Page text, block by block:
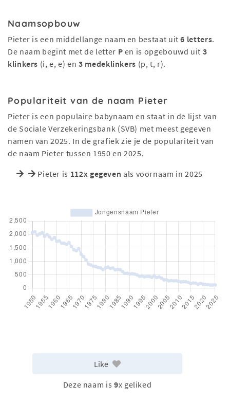
Naamsopbouw
Pieter is een middellange naam en bestaat uit6 letters.
De naam begint met de letter P en is opgebouwd uit 3
klinkers (i, e, e) en3 medeklinkers (p, t, r).
Populariteit van de naam Pieter
Pieter is een populaire babynaam en staat in de lijst van
de Sociale Verzekeringsbank (SVB) met meest gegeven
namen van 2025. In de grafiek zie je de populariteit van
de naam Pieter tussen 1950 en 2025.
Pieter is 112x gegeven als voornaam in 2025
Like
Deze naam is 9x geliked